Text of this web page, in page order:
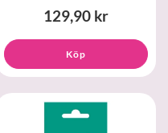
129,90 kr
Köp